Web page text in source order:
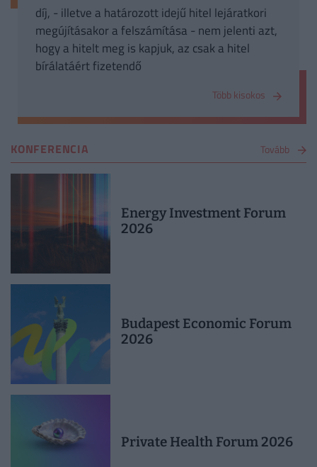
díj, - illetve a határozott idejű hitel lejáratkori
megújításakor a felszámítása - nem jelenti azt,
hogy a hitelt meg is kapjuk, az csak a hitel
bírálatáért fizetendő
Több kisokos
KONFERENCIA Tovább
Energy Investment Forum
2026
Budapest Economic Forum
2026
Private Health Forum 2026